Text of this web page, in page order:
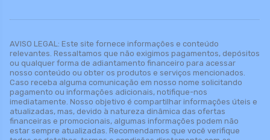
AVISO LEGAL: Este site fornece informações e conteúdo
relevantes. Ressaltamos que não exigimos pagamentos, depósitos
ou qualquer forma de adiantamento financeiro para acessar
nosso conteúdo ou obter os produtos e serviços mencionados.
Caso receba alguma comunicação em nosso nome solicitando
pagamento ou informações adicionais, notifique-nos
imediatamente. Nosso objetivo é compartilhar informações úteis e
atualizadas, mas, devido à natureza dinâmica das ofertas
financeiras e promocionais, algumas informações podem não
estar sempre atualizadas. Recomendamos que você verifique